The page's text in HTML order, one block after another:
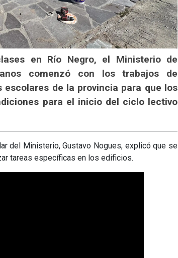
en Río Negro, el Ministerio de
comenzó con los trabajos de
de la provincia para que los
para el inicio del ciclo lectivo
del Ministerio, Gustavo Nogues, explicó que se
tareas específicas en los edificios.